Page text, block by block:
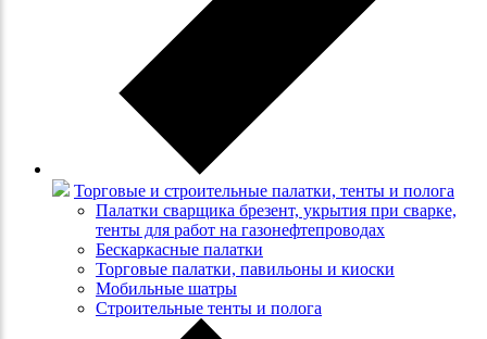
Торговые и строительные палатки, тенты и полога
Палатки сварщика брезент, укрытия при сварке,
тенты для работ на газонефтепроводах
Бескаркасные палатки
Торговые палатки, павильоны и киоски
Мобильные шатры
Строительные тенты и полога